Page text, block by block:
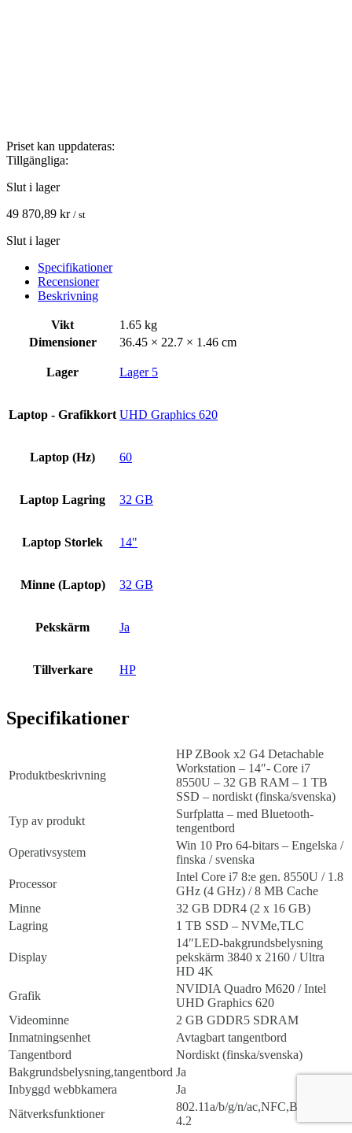
Priset kan uppdateras:
Tillgängliga:
Slut i lager
49 870,89 kr / st
Slut i lager
Specifikationer
Recensioner
Beskrivning
Vikt
1.65 kg
Dimensioner
36.45 × 22.7 × 1.46 cm
Lager Lager 5
Laptop - Grafikkort UHD Graphics 620
Laptop (Hz) 60
Laptop Lagring 32 GB
Laptop Storlek 14"
Minne (Laptop) 32 GB
Pekskärm Ja
Tillverkare HP
Specifikationer
Produktbeskrivning
HP ZBook x2 G4 Detachable
Workstation – 14″- Core i7
8550U – 32 GB RAM – 1 TB
SSD – nordiskt (finska/svenska)
Typ av produkt
Surfplatta – med Bluetooth-
tengentbord
Operativsystem
Win 10 Pro 64-bitars – Engelska /
finska / svenska
Processor
Intel Core i7 8:e gen. 8550U / 1.8
GHz (4 GHz) / 8 MB Cache
Minne
32 GB DDR4 (2 x 16 GB)
Lagring
1 TB SSD – NVMe,TLC
Display
14″LED-bakgrundsbelysning
pekskärm 3840 x 2160 / Ultra
HD 4K
Grafik
NVIDIA Quadro M620 / Intel
UHD Graphics 620
Videominne
2 GB GDDR5 SDRAM
Inmatningsenhet
Avtagbart tangentbord
Tangentbord
Nordiskt (finska/svenska)
Bakgrundsbelysning,tangentbord Ja
Inbyggd webbkamera
Ja
Nätverksfunktioner
802.11a/b/g/n/ac,NFC,Bluetooth
4.2